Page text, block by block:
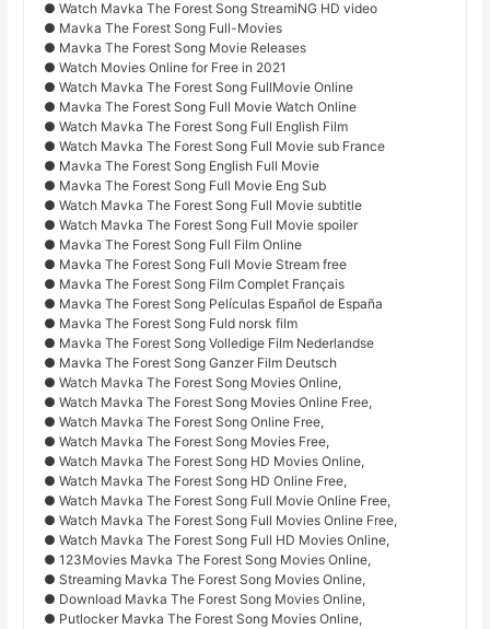
● Watch Mavka The Forest Song StreamiNG HD video
● Mavka The Forest Song Full-Movies
● Mavka The Forest Song Movie Releases
● Watch Movies Online for Free in 2021
● Watch Mavka The Forest Song FullMovie Online
● Mavka The Forest Song Full Movie Watch Online
● Watch Mavka The Forest Song Full English Film
● Watch Mavka The Forest Song Full Movie sub France
● Mavka The Forest Song English Full Movie
● Mavka The Forest Song Full Movie Eng Sub
● Watch Mavka The Forest Song Full Movie subtitle
● Watch Mavka The Forest Song Full Movie spoiler
● Mavka The Forest Song Full Film Online
● Mavka The Forest Song Full Movie Stream free
● Mavka The Forest Song Film Complet Français
● Mavka The Forest Song Películas Español de España
● Mavka The Forest Song Fuld norsk film
● Mavka The Forest Song Volledige Film Nederlandse
● Mavka The Forest Song Ganzer Film Deutsch
● Watch Mavka The Forest Song Movies Online,
● Watch Mavka The Forest Song Movies Online Free,
● Watch Mavka The Forest Song Online Free,
● Watch Mavka The Forest Song Movies Free,
● Watch Mavka The Forest Song HD Movies Online,
● Watch Mavka The Forest Song HD Online Free,
● Watch Mavka The Forest Song Full Movie Online Free,
● Watch Mavka The Forest Song Full Movies Online Free,
● Watch Mavka The Forest Song Full HD Movies Online,
● 123Movies Mavka The Forest Song Movies Online,
● Streaming Mavka The Forest Song Movies Online,
● Download Mavka The Forest Song Movies Online,
● Putlocker Mavka The Forest Song Movies Online,